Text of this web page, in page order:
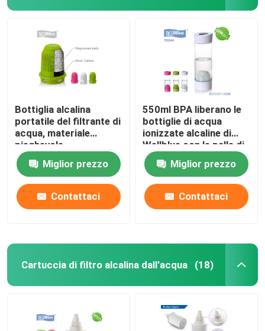
Bottiglia alcalina
portatile del filtrante di
acqua, materiale
pieghevole
dell'ANIMALE
DOMESTICO del
commestibile della
bottiglia di acqua
Miglior prezzo
Contattaci
550ml BPA liberano le
bottiglie di acqua
ionizzate alcaline di
Wellblue con le palle di
Minerial
Miglior prezzo
Contattaci
Cartuccia di filtro alcalina dall'acqua (18)